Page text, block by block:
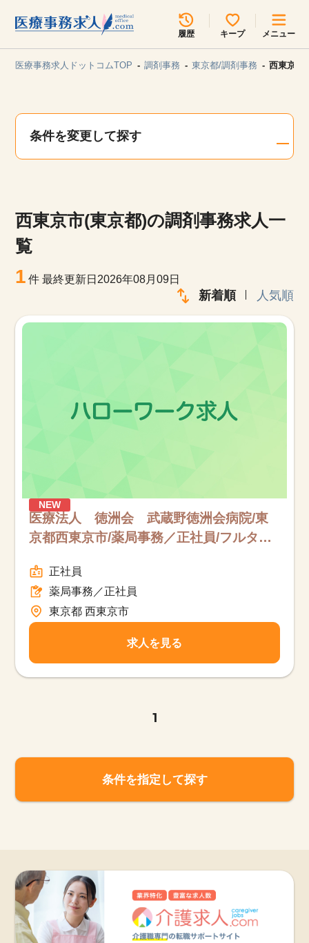
履歴 キープ メニュー
見学会・イベント情報
サイトの使い方
人材をお探しの医療機関・企業様
運営会社
医療事務求人ドットコムTOP 調剤事務 東京都/調剤事務 西東京市
条件を変更して探す
西東京市(東京都)の調剤事務求人一
覧
1 件最終更新日2026年08月09日
新着順 人気順
NEW
医療法人 徳洲会 武蔵野徳洲会病院/東
京都西東京市/薬局事務／正社員/フルタイ
正社員
薬局事務／正社員
東京都 西東京市
求人を見る
1
条件を指定して探す
所在地のエリアを選択してください
各支店担当よりご連絡させていただきます。
関東
甲信越・北陸 中国・四国
九州・沖縄